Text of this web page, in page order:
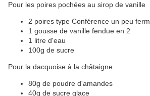
Pour les poires pochées au sirop de vanille
2 poires type Conférence un peu
1 gousse de vanille fendue en 2
1 litre d'eau
100g de sucre
Pour la dacquoise à la châtaigne
80g de poudre d'amandes
40g de sucre glace